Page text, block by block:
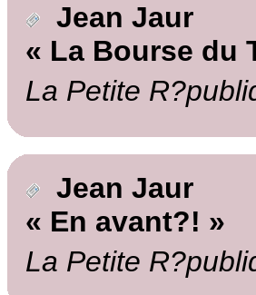
Jean Jaur
« La Bourse du
La Petite
Jean Jaur
« En avant?! »
La Petite